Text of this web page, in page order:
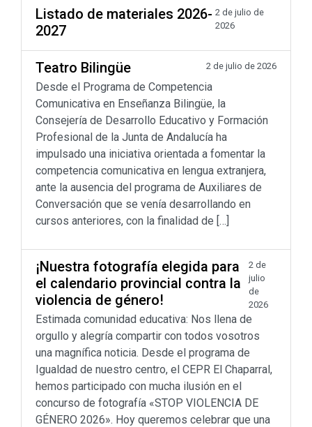
Listado de materiales 2026-
2027
2 de julio de
2026
Teatro Bilingüe 2 de julio de 2026
Desde el Programa de Competencia
Comunicativa en Enseñanza Bilingüe, la
Consejería de Desarrollo Educativo y Formación
Profesional de la Junta de Andalucía ha
impulsado una iniciativa orientada a fomentar la
competencia comunicativa en lengua extranjera,
ante la ausencia del programa de Auxiliares de
Conversación que se venía desarrollando en
cursos anteriores, con la finalidad de […]
¡Nuestra fotografía elegida para
el calendario provincial contra la
violencia de género!
2 de
julio
de
2026
Estimada comunidad educativa: Nos llena de
orgullo y alegría compartir con todos vosotros
una magnífica noticia. Desde el programa de
Igualdad de nuestro centro, el CEPR El Chaparral,
hemos participado con mucha ilusión en el
concurso de fotografía «STOP VIOLENCIA DE
GÉNERO 2026». Hoy queremos celebrar que una